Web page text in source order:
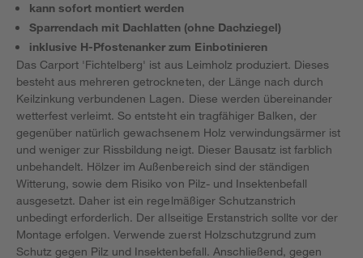
kann sofort montiert werden
Sparrendach mit Dachlatten (ohne Dachziegel)
inklusive H-Pfostenanker zum Einbotinieren
Das Carport 'Fichtelberg' ist aus Leimholz produziert. Dieses
besteht aus mehreren getrockneten, der Länge nach durch
Keilzinkung verbundenen Lagen. Diese werden übereinander
wetterfest verleimt. So entsteht ein tragfähiger Balken, der
gegenüber natürlich gewachsenem Holz verwindungsärmer ist
und weniger zur Rissbildung neigt. Dieser Bausatz ist farblich
unbehandelt. Hölzer im Außenbereich sind der ständigen
Witterung, sowie dem Risiko von Pilz- und Insektenbefall
ausgesetzt. Daher ist ein regelmäßiger Schutzanstrich
unbedingt erforderlich. Der allseitige Erstanstrich sollte vor der
Montage erfolgen. Verwende zuerst Holzschutzgrund zum
Schutz gegen Pilz und Insektenbefall. Anschließend, gegen